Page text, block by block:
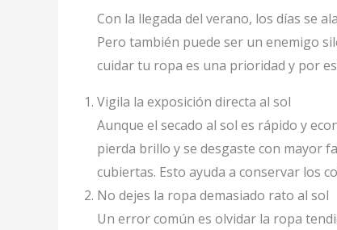
Con la llegada del verano, los días se
Pero también puede ser un enemigo
cuidar tu ropa es una prioridad y por
Vigila la exposición directa al sol
Aunque el secado al sol es rápido y
pierda brillo y se desgaste con mayor
cubiertas. Esto ayuda a conservar los
No dejes la ropa demasiado rato al sol
Un error común es olvidar la ropa